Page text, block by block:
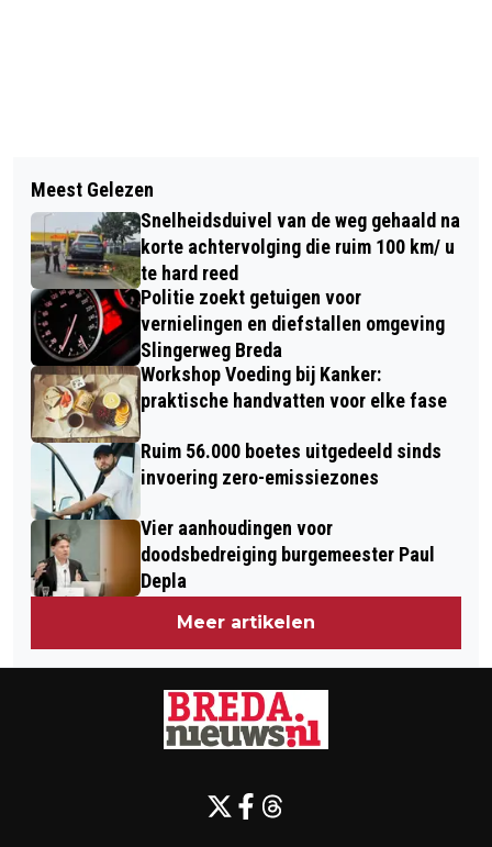
GETUIGEN GEZOCHT VOOR ZWARE
MISHANDELING VISMARKTSTRAAT
FOTOVRIJWILLIGERS IN WEST-
BRABANT GEZOCHT
Meest Gelezen
Snelheidsduivel van de weg gehaald na
korte achtervolging die ruim 100 km/ u
te hard reed
Politie zoekt getuigen voor
vernielingen en diefstallen omgeving
Slingerweg Breda
Workshop Voeding bij Kanker:
praktische handvatten voor elke fase
Ruim 56.000 boetes uitgedeeld sinds
invoering zero-emissiezones
Vier aanhoudingen voor
doodsbedreiging burgemeester Paul
Depla
Meer artikelen